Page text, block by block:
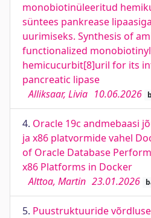
monobiotinüleeritud
süntees pankrease
uurimiseks. Synthesis of
functionalized
hemicucurbit[8]uril for its
pancreatic lipase
Alliksaar, Livia 10.06.2026
4. Oracle 19c andmebaasi
ja x86 platvormide vahel
of Oracle Database
x86 Platforms in Docker
Alttoa, Martin 23.01.2026
5. Puustruktuuride